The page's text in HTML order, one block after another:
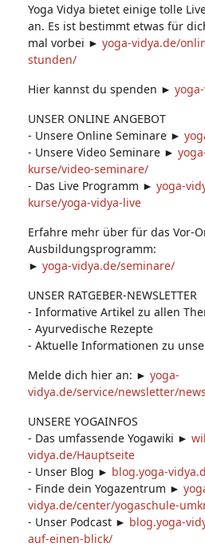
Yoga Vidya bietet einige tolle
an. Es ist bestimmt etwas für
mal vorbei ► yoga-vidya.de/
stunden/
Hier kannst du spenden ►
UNSER ONLINE ANGEBOT
- Unsere Online Seminare ►
- Unsere Video Seminare ►
kurse/video-seminare/
- Das Live Programm ► yoga-
kurse/yoga-vidya-live
Erfahre mehr über für das Vor-
Ausbildungsprogramm:
► yoga-vidya.de/seminare/
UNSER RATGEBER-NEWSLETTER
- Informative Artikel zu allen
- Ayurvedische Rezepte
- Aktuelle Informationen zu
Melde dich hier an: ► yoga-
vidya.de/service/newsletter/
UNSERE YOGAINFOS
- Das umfassende Yogawiki ►
vidya.de/Hauptseite
- Unser Blog ► blog.yoga-
- Finde dein Yogazentrum ►
vidya.de/center/yogaschule-
- Unser Podcast ► blog.yoga-
auf-einen-blick/